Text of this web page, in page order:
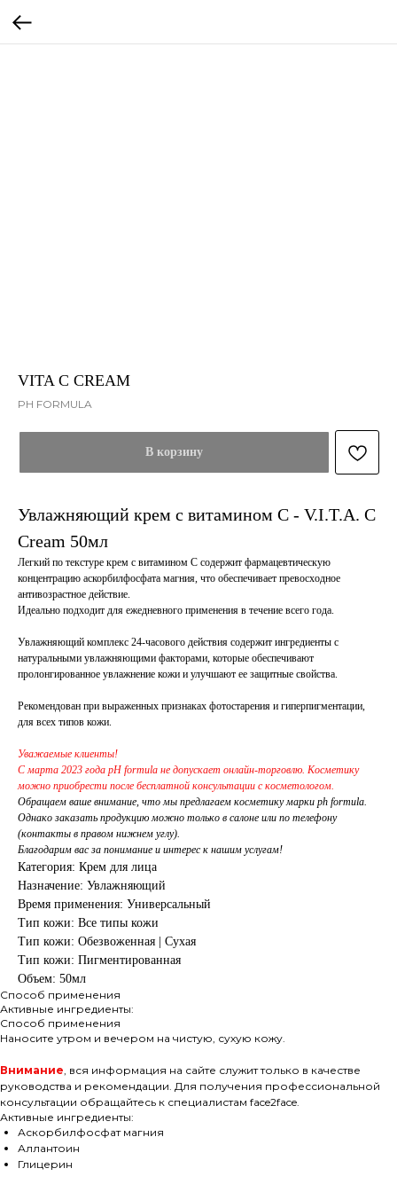
VITA C CREAM
PH FORMULA
В корзину
Увлажняющий крем с витамином C - V.I.T.A. C
Cream 50мл
Легкий по текстуре крем с витамином С содержит фармацевтическую
концентрацию аскорбилфосфата магния, что обеспечивает превосходное
антивозрастное действие.
Идеально подходит для ежедневного применения в течение всего года.
Увлажняющий комплекс 24-часового действия содержит ингредиенты с
натуральными увлажняющими факторами, которые обеспечивают
пролонгированное увлажнение кожи и улучшают ее защитные свойства.
Рекомендован при выраженных признаках фотостарения и гиперпигментации,
для всех типов кожи.
Уважаемые клиенты!
С марта 2023 года pH formula не допускает онлайн-торговлю. Косметику
можно приобрести после бесплатной консультации с косметологом.
Обращаем ваше внимание, что мы предлагаем косметику марки ph formula.
Однако заказать продукцию можно только в салоне или по телефону
(контакты в правом нижнем углу).
Благодарим вас за понимание и интерес к нашим услугам!
Категория: Крем для лица
Назначение: Увлажняющий
Время применения: Универсальный
Тип кожи: Все типы кожи
Тип кожи: Обезвоженная | Сухая
Тип кожи: Пигментированная
Объем: 50мл
Способ применения
Активные ингредиенты:
Способ применения
Наносите утром и вечером на чистую, сухую кожу.
Внимание, вся информация на сайте служит только в качестве
руководства и рекомендации. Для получения профессиональной
консультации обращайтесь к специалистам face2face.
Активные ингредиенты:
Аскорбилфосфат магния
Аллантоин
Глицерин